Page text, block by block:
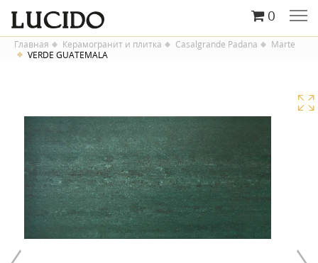
0
Главная Керамогранит и плитка Casalgrande Padana
Marte
VERDE GUATEMALA